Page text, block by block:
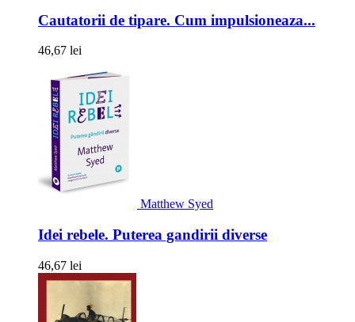
Cautatorii de tipare. Cum impulsioneaza...
46,67 lei
Matthew Syed
Idei rebele. Puterea gandirii diverse
46,67 lei